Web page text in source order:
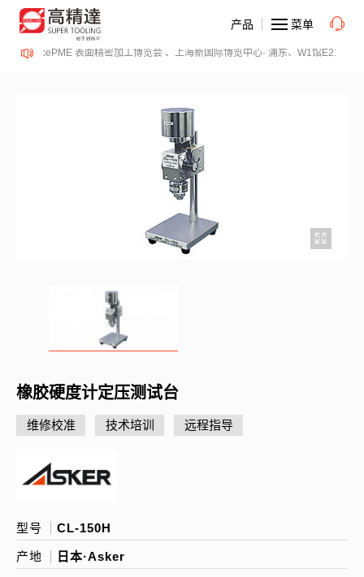
SurfacePME 表面精密加工博览会 、上海新国际博览中心· 浦东、W1馆E21 、欢
产品 菜单
橡胶硬度计定压测试台
维修校准 技术培训 远程指导
型号 CL-150H
产地 日本·Asker